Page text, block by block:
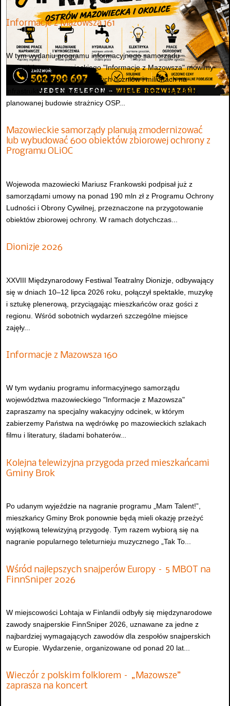
Informacje z Mazowsza 161
W tym wydaniu programu informacyjnego samorządu
województwa mazowieckiego "Informacje z Mazowsza" mówimy
m.in. o stypendiach dla zdolnych uczniów i milionach na
infrastrukturę sportową, dofinansowaniu ochrony zabytków,
planowanej budowie strażnicy OSP...
Mazowieckie samorządy planują zmodernizować
lub wybudować 600 obiektów zbiorowej ochrony z
Programu OLiOC
Wojewoda mazowiecki Mariusz Frankowski podpisał już z
samorządami umowy na ponad 190 mln zł z Programu Ochrony
Ludności i Obrony Cywilnej, przeznaczone na przygotowanie
obiektów zbiorowej ochrony. W ramach dotychczas...
Dionizje 2026
XXVIII Międzynarodowy Festiwal Teatralny Dionizje, odbywający
się w dniach 10–12 lipca 2026 roku, połączył spektakle, muzykę
i sztukę plenerową, przyciągając mieszkańców oraz gości z
regionu. Wśród sobotnich wydarzeń szczególne miejsce
zajęły...
Informacje z Mazowsza 160
W tym wydaniu programu informacyjnego samorządu
województwa mazowieckiego "Informacje z Mazowsza"
zapraszamy na specjalny wakacyjny odcinek, w którym
zabierzemy Państwa na wędrówkę po mazowieckich szlakach
filmu i literatury, śladami bohaterów...
Kolejna telewizyjna przygoda przed mieszkańcami
Gminy Brok
Po udanym wyjeździe na nagranie programu „Mam Talent!”,
mieszkańcy Gminy Brok ponownie będą mieli okazję przeżyć
wyjątkową telewizyjną przygodę. Tym razem wybiorą się na
nagranie popularnego teleturnieju muzycznego „Tak To...
Wśród najlepszych snajperów Europy – 5 MBOT na
FinnSniper 2026
W miejscowości Lohtaja w Finlandii odbyły się międzynarodowe
zawody snajperskie FinnSniper 2026, uznawane za jedne z
najbardziej wymagających zawodów dla zespołów snajperskich
w Europie. Wydarzenie, organizowane od ponad 20 lat...
Wieczór z polskim folklorem – „Mazowsze”
zaprasza na koncert